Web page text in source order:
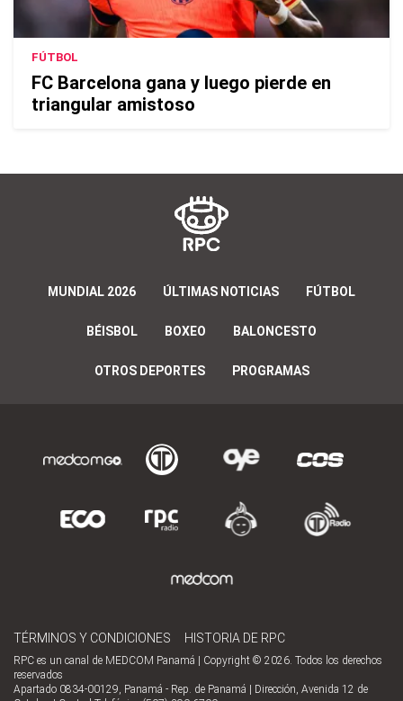
FÚTBOL
FC Barcelona gana y luego pierde en
triangular amistoso
MUNDIAL 2026 ÚLTIMAS NOTICIAS FÚTBOL
BÉISBOL BOXEO BALONCESTO
OTROS DEPORTES PROGRAMAS
TÉRMINOS Y CONDICIONES HISTORIA DE RPC
RPC es un canal de MEDCOM Panamá | Copyright © 2026. Todos los derechos
reservados
Apartado 0834-00129, Panamá - Rep. de Panamá | Dirección, Avenida 12 de